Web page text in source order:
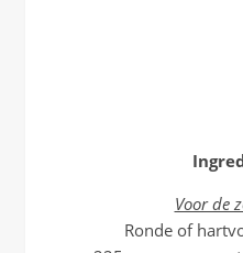
Voor de
Ronde of